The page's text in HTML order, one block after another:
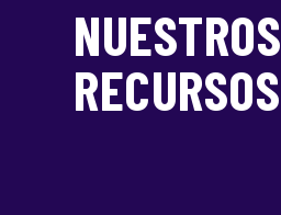
NUESTROS
RECURSOS